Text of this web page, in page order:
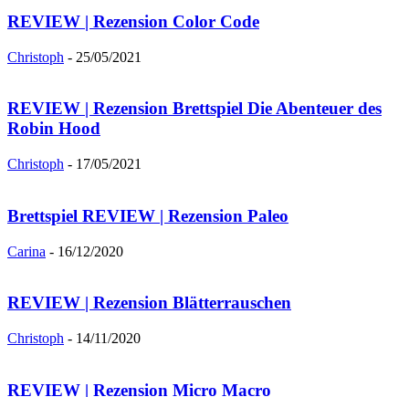
REVIEW | Rezension Color Code
Christoph - 25/05/2021
REVIEW | Rezension Brettspiel Die Abenteuer des
Robin Hood
Christoph - 17/05/2021
Brettspiel REVIEW | Rezension Paleo
Carina - 16/12/2020
REVIEW | Rezension Blätterrauschen
Christoph - 14/11/2020
REVIEW | Rezension Micro Macro